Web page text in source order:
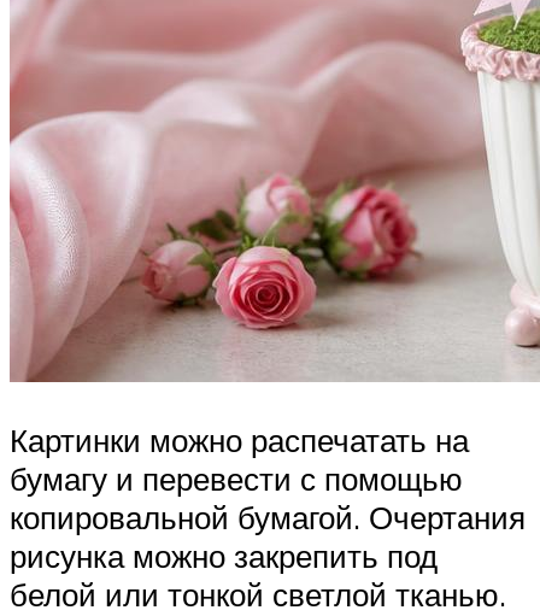
Картинки можно распечатать на
бумагу и перевести с помощью
копировальной бумагой. Очертания
рисунка можно закрепить под
белой или тонкой светлой тканью.